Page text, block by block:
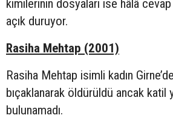
kimilerinin dosyaları ise hâlâ
açık duruyor.
Rasiha Mehtap (2001)
Rasiha Mehtap isimli kadın
bıçaklanarak öldürüldü ancak katil
bulunamadı.